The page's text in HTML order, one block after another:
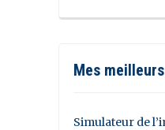
Mes
Simulateur de